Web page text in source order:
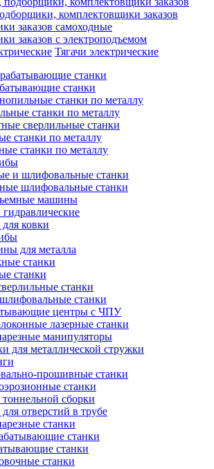
комплектовщики заказов
заказов самоходные
заказов с электроподъемом
Тягачи электрические
станки
станки по металлу
станки по металлу
сверлильные станки
станки по металлу
станки по металлу
и шлифовальные станки
шлифовальные станки
машины
ковки
для металла
станки
станки
станки
станки
центры с ЧПУ
лазерные станки
манипуляторы
для металлической стружки
прошивные станки
станки
сборки
отверстий в трубе
станки
станки
станки